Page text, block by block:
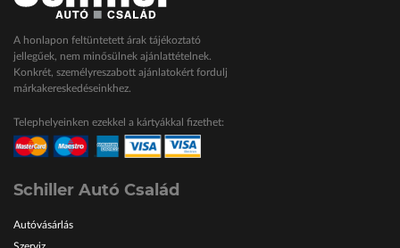
VW Haszonjárművek
VW Service Schiller
ŠKODA Schiller
Karosszéria Centrum
A honlapon feltüntetett árak tájékoztató
jellegűek, nem minősülnek ajánlattételnek.
Konkrét, személyreszabott ajánlatokért fordulj
márkakereskedéseinkhez.
Telephelyeinken ezekkel a kártyákkal fizethet:
Schiller Autó Család
Autóvásárlás